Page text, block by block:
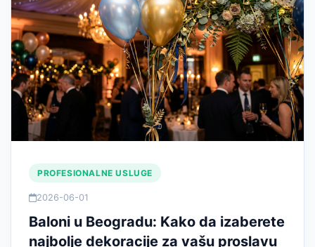
PROFESIONALNE USLUGE
2026-06-01
Baloni u Beogradu: Kako da izaberete
najbolje dekoracije za vašu proslavu